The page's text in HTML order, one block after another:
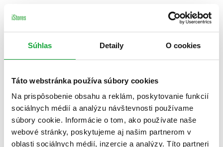
Súhlas Detaily O cookies
Táto webstránka používa súbory cookies
Na prispôsobenie obsahu a reklám, poskytovanie funkcií
sociálnych médií a analýzu návštevnosti používame
súbory cookie. Informácie o tom, ako používate naše
webové stránky, poskytujeme aj našim partnerom v
oblasti sociálnych médií, inzercie a analýzy. Títo partneri